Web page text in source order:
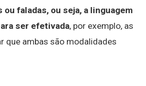
faladas, ou seja, a linguagem
ser efetivada, por exemplo, as
que ambas são modalidades